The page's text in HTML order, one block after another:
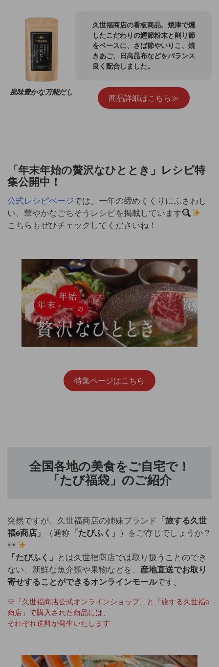
風味豊かな万能だし
久世福商店の看板商品。焼津で燻
したこだわりの鰹節粉末と削り節
をベースに、さば節やいりこ、焼
きあご、日高昆布などをバランス
良く配合しました。
商品詳細はこちら≫
「年末年始の贅沢なひととき」レシピ特
集公開中！
公式レシピページでは、一年の締めくくりにふさわし
い、華やかなごちそうレシピを掲載しています
こちらもぜひチェックしてくださいね！
特集ページはこちら
全国各地の美食をご自宅で！
「たび福袋」のご紹介
突然ですが、久世福商店の姉妹ブランド
「旅する久世
福e商店」
（通称 「たびふく」 ）をご存じでしょうか？
「たびふく」
とは久世福商店では取り扱うことのでき
ない、新鮮な魚介類や果物などを、 産地直送でお取り
寄せすることができるオンラインモールです。
※「久世福商店公式オンラインショップ」と「旅する久世福e
商店」で購入された商品には、
それぞれ送料が発生いたします